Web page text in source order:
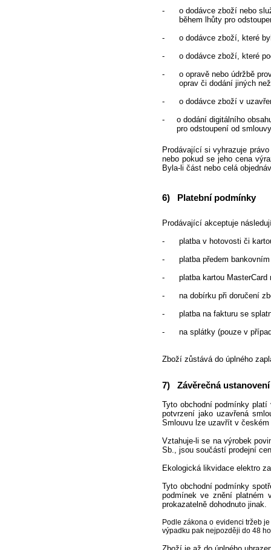
- o dodávce zboží nebo
během lhůty pro
- o dodávce zboží, které bylo
- o dodávce zboží, které
- o opravě nebo údržbě
oprav či dodání jiných než
- o dodávce zboží v
- o dodání digitálního
pro odstoupení od smlouvy
Prodávající si vyhrazuje
nebo pokud se jeho cena
Byla-li část nebo celá
6) Platební podmínky
Prodávající akceptuje
- platba v hotovosti či
- platba předem bankovním
- platba kartou MasterCard
- na dobírku při doručení
- platba na fakturu se
- na splátky (pouze v
Zboží zůstává do úplného
7) Závěrečná ustanovení
Tyto obchodní podmínky platí
potvrzení jako uzavřená
Smlouvu lze uzavřít v
Vztahuje-li se na výrobek
Sb., jsou součástí prodejní
Ekologická likvidace elektro
Tyto obchodní podmínky
podmínek ve znění platném
prokazatelně dohodnuto jinak.
Podle zákona o evidenci tržeb
výpadku pak nejpozději do 48